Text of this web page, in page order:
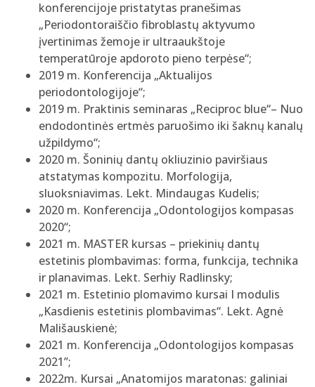
konferencijoje pristatytas pranešimas
„Periodontoraiščio fibroblastų aktyvumo
įvertinimas žemoje ir ultraaukštoje
temperatūroje apdoroto pieno terpėse“;
2019 m. Konferencija „Aktualijos
periodontologijoje“;
2019 m. Praktinis seminaras „Reciproc blue“– Nuo
endodontinės ertmės paruošimo iki šaknų kanalų
užpildymo“;
2020 m. Šoninių dantų okliuzinio paviršiaus
atstatymas kompozitu. Morfologija,
sluoksniavimas. Lekt. Mindaugas Kudelis;
2020 m. Konferencija „Odontologijos kompasas
2020“;
2021 m. MASTER kursas – priekinių dantų
estetinis plombavimas: forma, funkcija, technika
ir planavimas. Lekt. Serhiy Radlinsky;
2021 m. Estetinio plomavimo kursai I modulis
„Kasdienis estetinis plombavimas“. Lekt. Agnė
Mališauskienė;
2021 m. Konferencija „Odontologijos kompasas
2021’’;
2022m. Kursai „Anatomijos maratonas: galiniai